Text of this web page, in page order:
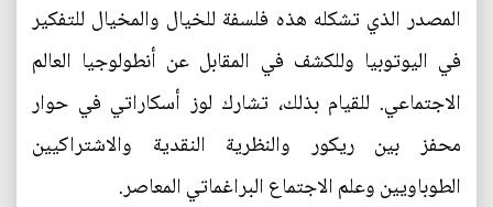
المصدر الذي تشكله هذه فلسفة للخيال والمخيال للتفكير
في اليوتوبيا وللكشف في المقابل عن أنطولوجيا العالم
الاجتماعي. للقيام بذلك، تشارك لوز أسكاراتي في حوار
محفز بين ريكور والنظرية النقدية والاشتراكيين
الطوباويين وعلم الاجتماع البراغماتي المعاصر.